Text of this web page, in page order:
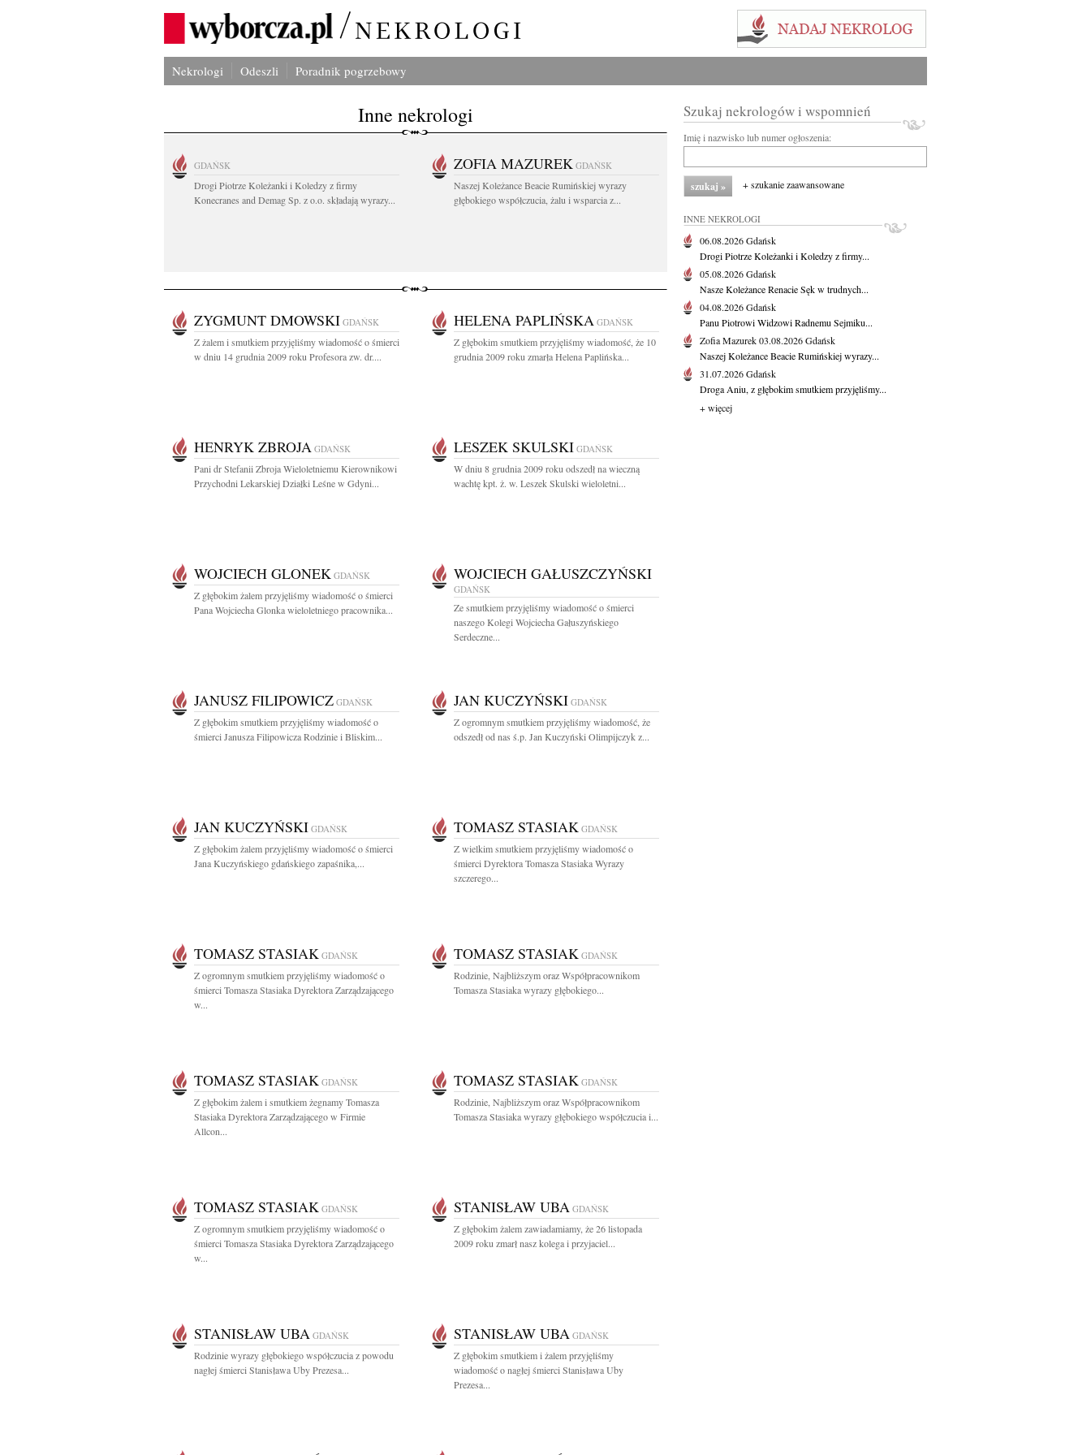
Nekrologi Odeszli Poradnik pogrzebowy
Inne nekrologi
GDAŃSK
Drogi Piotrze Koleżanki i Koledzy z firmy
Konecranes and Demag Sp. z o.o. składają wyrazy...
ZOFIA MAZUREK GDAŃSK
Naszej Koleżance Beacie Rumińskiej wyrazy
głębokiego współczucia, żalu i wsparcia z...
ZYGMUNT DMOWSKI GDAŃSK
Z żalem i smutkiem przyjęliśmy wiadomość o śmierci
w dniu 14 grudnia 2009 roku Profesora zw. dr....
HELENA PAPLIŃSKA GDAŃSK
Z głębokim smutkiem przyjęliśmy wiadomość, że 10
grudnia 2009 roku zmarła Helena Paplińska...
HENRYK ZBROJA GDAŃSK
Pani dr Stefanii Zbroja Wieloletniemu Kierownikowi
Przychodni Lekarskiej Działki Leśne w Gdyni...
LESZEK SKULSKI GDAŃSK
W dniu 8 grudnia 2009 roku odszedł na wieczną
wachtę kpt. ż. w. Leszek Skulski wieloletni...
WOJCIECH GLONEK GDAŃSK
Z głębokim żalem przyjęliśmy wiadomość o śmierci
Pana Wojciecha Glonka wieloletniego pracownika...
WOJCIECH GAŁUSZCZYŃSKI
GDAŃSK
Ze smutkiem przyjęliśmy wiadomość o śmierci
naszego Kolegi Wojciecha Gałuszyńskiego
Serdeczne...
JANUSZ FILIPOWICZ GDAŃSK
Z głębokim smutkiem przyjęliśmy wiadomość o
śmierci Janusza Filipowicza Rodzinie i Bliskim...
JAN KUCZYŃSKI GDAŃSK
Z ogromnym smutkiem przyjęliśmy wiadomość, że
odszedł od nas ś.p. Jan Kuczyński Olimpijczyk z...
JAN KUCZYŃSKI GDAŃSK
Z głębokim żalem przyjęliśmy wiadomość o śmierci
Jana Kuczyńskiego gdańskiego zapaśnika,...
TOMASZ STASIAK GDAŃSK
Z wielkim smutkiem przyjęliśmy wiadomość o
śmierci Dyrektora Tomasza Stasiaka Wyrazy
szczerego...
TOMASZ STASIAK GDAŃSK
Z ogromnym smutkiem przyjęliśmy wiadomość o
śmierci Tomasza Stasiaka Dyrektora Zarządzającego
w...
TOMASZ STASIAK GDAŃSK
Rodzinie, Najbliższym oraz Współpracownikom
Tomasza Stasiaka wyrazy głębokiego...
TOMASZ STASIAK GDAŃSK
Z głębokim żalem i smutkiem żegnamy Tomasza
Stasiaka Dyrektora Zarządzającego w Firmie
Allcon...
TOMASZ STASIAK GDAŃSK
Rodzinie, Najbliższym oraz Współpracownikom
Tomasza Stasiaka wyrazy głębokiego współczucia i...
TOMASZ STASIAK GDAŃSK
Z ogromnym smutkiem przyjęliśmy wiadomość o
śmierci Tomasza Stasiaka Dyrektora Zarządzającego
w...
STANISŁAW UBA GDAŃSK
Z głębokim żalem zawiadamiamy, że 26 listopada
2009 roku zmarł nasz kolega i przyjaciel...
STANISŁAW UBA GDAŃSK
Rodzinie wyrazy głębokiego współczucia z powodu
nagłej śmierci Stanisława Uby Prezesa...
STANISŁAW UBA GDAŃSK
Z głębokim smutkiem i żalem przyjęliśmy
wiadomość o nagłej śmierci Stanisława Uby
Prezesa...
Szukaj nekrologów i wspomnień
Imię i nazwisko lub numer ogłoszenia:
+ szukanie zaawansowane
INNE NEKROLOGI
06.08.2026Gdańsk
Drogi Piotrze Koleżanki i Koledzy z firmy...
05.08.2026Gdańsk
Nasze Koleżance Renacie Sęk w trudnych...
04.08.2026Gdańsk
Panu Piotrowi Widzowi Radnemu Sejmiku...
Zofia Mazurek03.08.2026Gdańsk
Naszej Koleżance Beacie Rumińskiej wyrazy...
31.07.2026Gdańsk
Droga Aniu, z głębokim smutkiem przyjęliśmy...
+ więcej